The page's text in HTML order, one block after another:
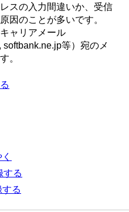
スの入力間違いか、受信
因のことが多いです。
ャリアメール
softbank.ne.jp等）宛のメ
。
する
る